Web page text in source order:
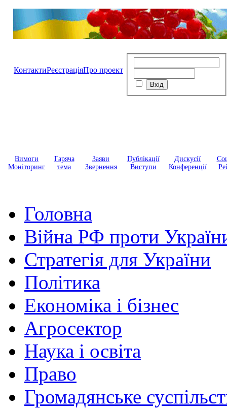
КонтактиРеєстраціяПро проект
Вимоги
Моніторинг
Гаряча
тема
Заяви
Звернення
Публікації
Виступи
Дискусії
Конференції
Головна
Війна РФ проти
Стратегія для України
Політика
Економіка і бізнес
Агросектор
Наука і освіта
Право
Громадянське